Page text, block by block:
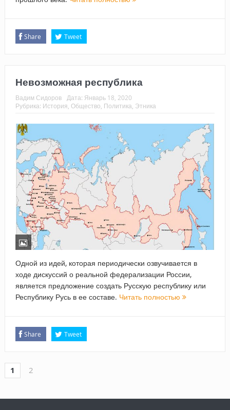
Share Tweet
Невозможная республика
Вадим Сидоров Дата: Январь 18, 2020
Рубрика: История, Общество, Политика, Этника
Одной из идей, которая периодически озвучивается в
ходе дискуссий о реальной федерализации России,
является предложение создать Русскую республику или
Республику Русь в ее составе. Читать полностью
Share Tweet
1 2